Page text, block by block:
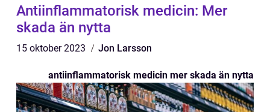
Antiinflammatorisk medicin: Mer
skada än nytta
15 oktober 2023 Jon Larsson
antiinflammatorisk medicin mer skada än nytta